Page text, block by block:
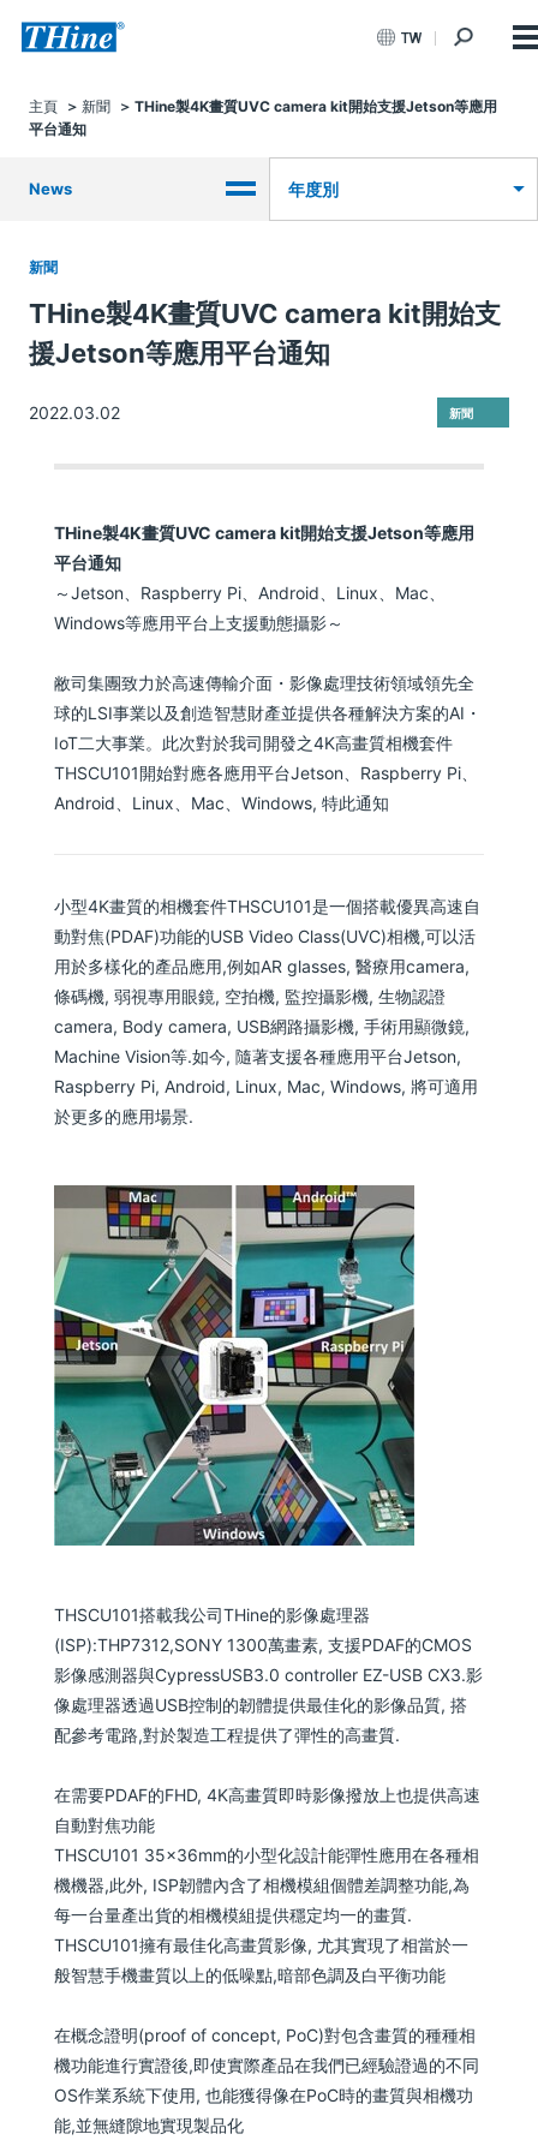
TW
主頁 新聞
THine製4K畫質UVC camera kit開始支援Jetson等應用
平台通知
News 年度別
新聞
THine製4K畫質UVC camera kit開始支
援Jetson等應用平台通知
2022.03.02 新聞
THine製4K畫質UVC camera kit開始支援Jetson等應用
平台通知
～Jetson、Raspberry Pi、Android、Linux、Mac、
Windows等應用平台上支援動態攝影～
敝司集團致力於高速傳輸介面・影像處理技術領域領先全
球的LSI事業以及創造智慧財產並提供各種解決方案的AI・
IoT二大事業。此次對於我司開發之4K高畫質相機套件
THSCU101開始對應各應用平台Jetson、Raspberry Pi、
Android、Linux、Mac、Windows, 特此通知
小型4K畫質的相機套件THSCU101是一個搭載優異高速自
動對焦(PDAF)功能的USB Video Class(UVC)相機,可以活
用於多樣化的產品應用,例如AR glasses, 醫療用camera,
條碼機, 弱視專用眼鏡, 空拍機, 監控攝影機, 生物認證
camera, Body camera, USB網路攝影機, 手術用顯微鏡,
Machine Vision等.如今, 隨著支援各種應用平台Jetson,
Raspberry Pi, Android, Linux, Mac, Windows, 將可適用
於更多的應用場景.
THSCU101搭載我公司THine的影像處理器
(ISP):THP7312,SONY 1300萬畫素, 支援PDAF的CMOS
影像感測器與CypressUSB3.0 controller EZ-USB CX3.影
像處理器透過USB控制的韌體提供最佳化的影像品質, 搭
配參考電路,對於製造工程提供了彈性的高畫質.
在需要PDAF的FHD, 4K高畫質即時影像撥放上也提供高速
自動對焦功能
THSCU101 35x36mm的小型化設計能彈性應用在各種相
機機器,此外, ISP韌體內含了相機模組個體差調整功能,為
每一台量產出貨的相機模組提供穩定均一的畫質.
THSCU101擁有最佳化高畫質影像, 尤其實現了相當於一
般智慧手機畫質以上的低噪點,暗部色調及白平衡功能
在概念證明(proof of concept, PoC)對包含畫質的種種相
機功能進行實證後,即使實際產品在我們已經驗證過的不同
OS作業系統下使用, 也能獲得像在PoC時的畫質與相機功
能,並無縫隙地實現製品化